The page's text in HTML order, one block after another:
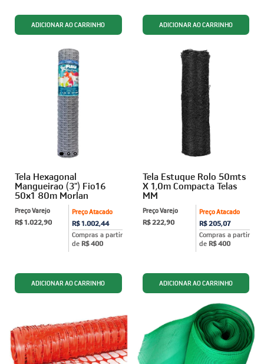
Tela Hexagonal
Mangueirao (3") Fio16
50x1 80m Morlan
Preço Atacado
R$ 1.002,44
Compras a partir
de R$ 400
Preço Varejo
R$ 1.022,90
Tela Estuque Rolo 50mts
X 1,0m Compacta Telas
MM
Preço Atacado
R$ 205,07
Compras a partir
de R$ 400
Preço Varejo
R$ 222,90